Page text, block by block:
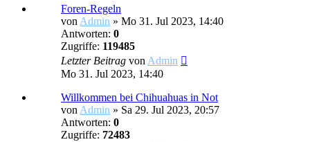
Foren-Regeln
von Admin » Mo 31. Jul 2023, 14:40
Antworten: 0
Zugriffe: 119485
Letzter Beitrag von Admin
Mo 31. Jul 2023, 14:40
Willkommen bei Chihuahuas in Not
von Admin » Sa 29. Jul 2023, 20:57
Antworten: 0
Zugriffe: 72483